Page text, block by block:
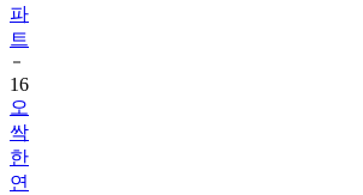
파
트
16
오
싹
한
연